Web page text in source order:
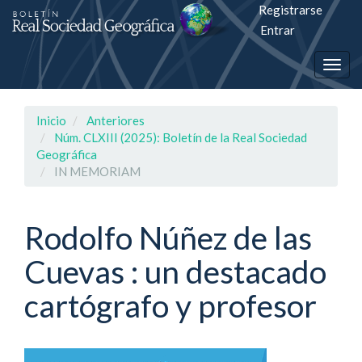
Salto
rápiso
a
página
Navegación
principal
Contenido
principal
Barra
lateral
Registrarse
Entrar
Inicio
Anteriores
Núm. CLXIII (2025): Boletín de la Real Sociedad
Geográfica
IN MEMORIAM
Rodolfo Núñez de las
Cuevas : un destacado
cartógrafo y profesor